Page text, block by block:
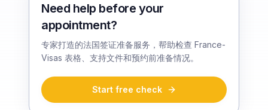
Need help before your
appointment?
专家打造的法国签证准备服务，帮助检查 France-
Visas 表格、支持文件和预约前准备情况。
Start free check